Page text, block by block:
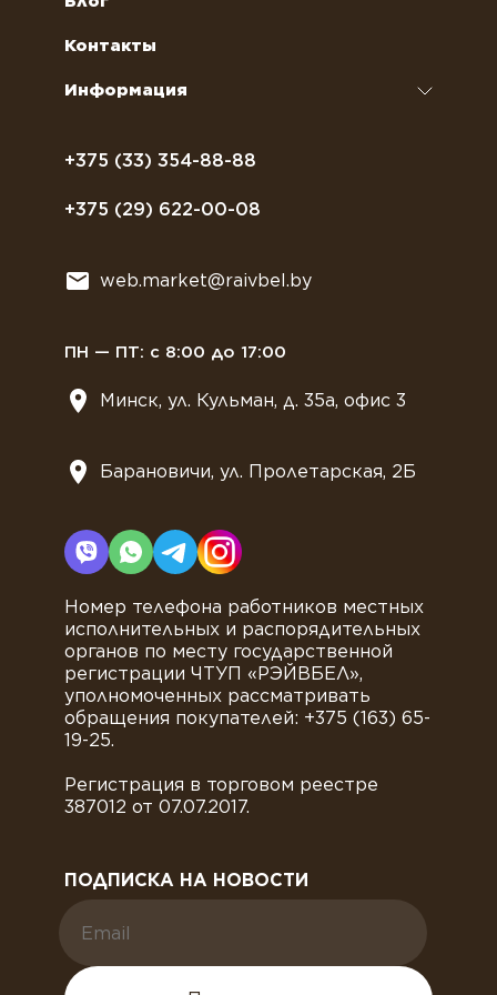
+375 (33) 354-88-88
+375 (29) 622-00-08
web.market@raivbel.by
ПН — ПТ: с 8:00 до 17:00
Минск, ул. Кульман, д. 35а, офис 3
Барановичи, ул. Пролетарская, 2Б
Номер телефона работников местных
исполнительных и распорядительных
органов по месту государственной
регистрации ЧТУП «РЭЙВБЕЛ»,
уполномоченных рассматривать
обращения покупателей: +375 (163) 65-
19-25.
Регистрация в торговом реестре
387012 от 07.07.2017.
ПОДПИСКА НА НОВОСТИ
Курсы бариста
Условия доставки
Контакты
Информация
Договор оферты